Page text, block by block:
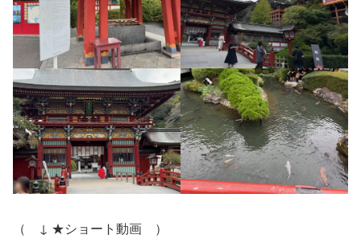
（ ↓ ★ショート動画 ）